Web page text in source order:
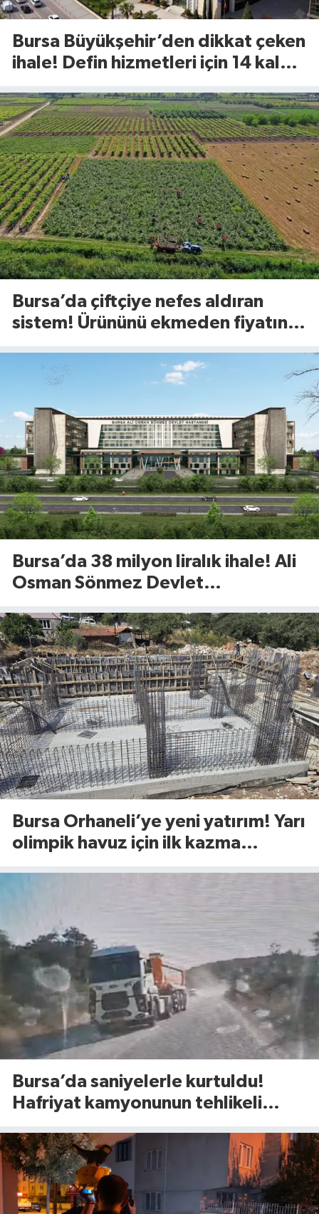
Bursa Büyükşehir’den dikkat çeken
ihale! Defin hizmetleri için 14 kalem
Bursa’da çiftçiye nefes aldıran
sistem! Ürününü ekmeden fiyatını
Bursa’da 38 milyon liralık ihale! Ali
Osman Sönmez Devlet
alan kiraya verilecek
Bursa Orhaneli’ye yeni yatırım! Yarı
olimpik havuz için ilk kazma
Bursa’da saniyelerle kurtuldu!
Hafriyat kamyonunun tehlikeli